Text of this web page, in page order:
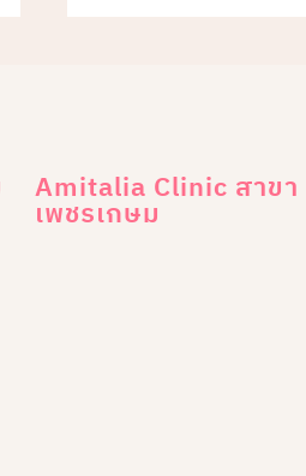
Amitalia Clinic สาขา
เพชรเกษม